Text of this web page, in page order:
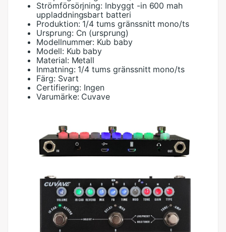
Strömförsörjning: Inbyggt -in 600 mah
uppladdningsbart batteri
Produktion: 1/4 tums gränssnitt mono/ts
Ursprung: Cn (ursprung)
Modellnummer: Kub baby
Modell: Kub baby
Material: Metall
Inmatning: 1/4 tums gränssnitt mono/ts
Färg: Svart
Certifiering: Ingen
Varumärke: Cuvave